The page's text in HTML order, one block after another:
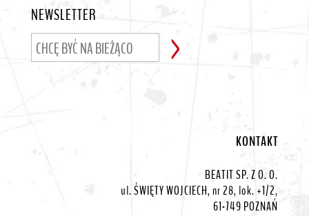
NEWSLETTER
KONTAKT
BEATIT SP. Z O. O.
ul. ŚWIĘTY WOJCIECH, nr 28, lok. +1/2,
61-749 POZNAŃ